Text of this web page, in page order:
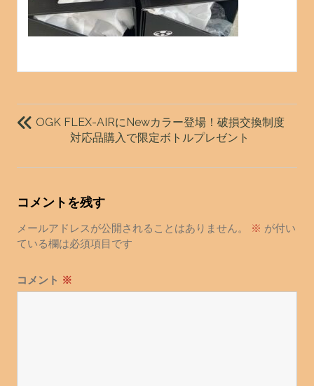
投
稿
シ
ョ
ン
OGK FLEX-AIRにNewカラー登場！破損交換制度
対応品購入で限定ボトルプレゼント
コメントを残す
メールアドレスが公開されることはありません。 ※ が付い
ている欄は必須項目です
コメント ※